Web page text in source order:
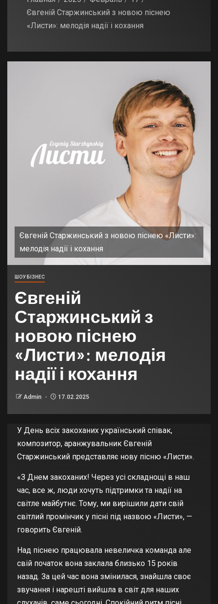
Євгеній Старжинський з новою піснею
«Листи»: мелодія надії і кохання
Євгеній Старжинський з новою піснею «Листи»:
мелодія надії і кохання
ШОУ БІЗНЕС
Євгеній
Старжинський з
новою піснею
«Листи»: мелодія
надії і кохання
Admin 17.02.2025
У День всіх закоханих український співак,
композитор, аранжувальник Євгеній
Старжинський представляє нову пісню «Листи».
«З Днем закоханих! Через усі складнощі в наш
час, все ж, люди хочуть підтримки та надії на
світле майбутнє. Тому, ми вирішили дати свій
світлий промінчик у пісні під назвою «Листи», —
говорить Євгеній.
Над піснею працювала невеличка команда але
свій початок вона заклала близько 15 років
назад. За цей час вона змінилася, знайшла своє
звучання і нарешті вийшла в світ для наших